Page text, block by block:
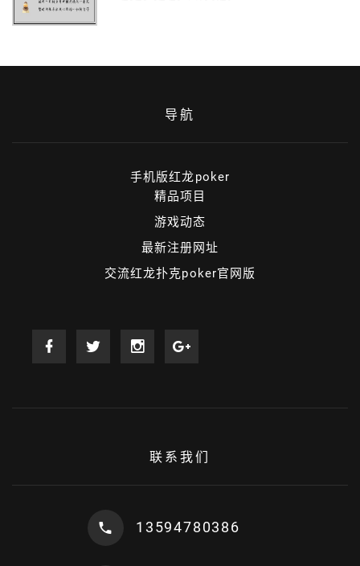
导航
手机版红龙poker
精品项目
游戏动态
最新注册网址
交流红龙扑克poker官网版
联系我们
13594780386